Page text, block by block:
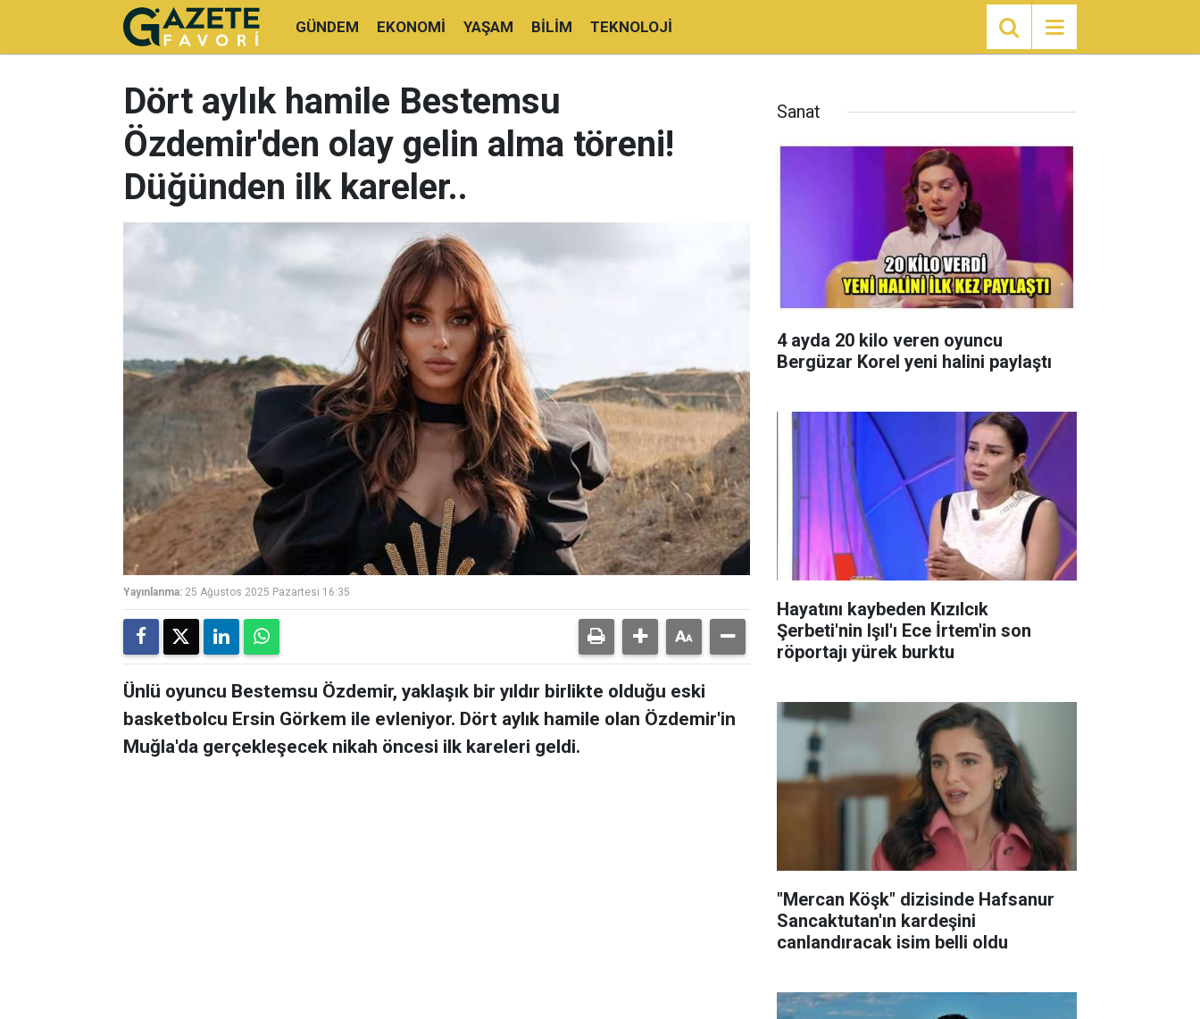
GÜNDEM EKONOMI YAŞAM BILIM TEKNOLOJI
Dört aylık hamile Bestemsu
Özdemir'den olay gelin alma töreni!
Düğünden ilk kareler..
Yayınlanma: 25 Ağustos 2025 Pazartesi 16:35
Ünlü oyuncu Bestemsu Özdemir, yaklaşık bir yıldır birlikte olduğu eski
basketbolcu Ersin Görkem ile evleniyor. Dört aylık hamile olan Özdemir'in
Muğla'da gerçekleşecek nikah öncesi ilk kareleri geldi.
Sanat
4 ayda 20 kilo veren oyuncu
Bergüzar Korel yeni halini paylaştı
Hayatını kaybeden Kızılcık
Şerbeti'nin Işıl'ı Ece İrtem'in son
röportajı yürek burktu
"Mercan Köşk" dizisinde Hafsanur
Sancaktutan'ın kardeşini
canlandıracak isim belli oldu